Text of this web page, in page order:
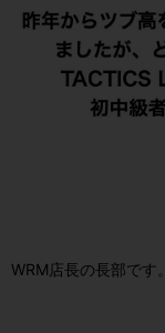
WRM店長の長部です。